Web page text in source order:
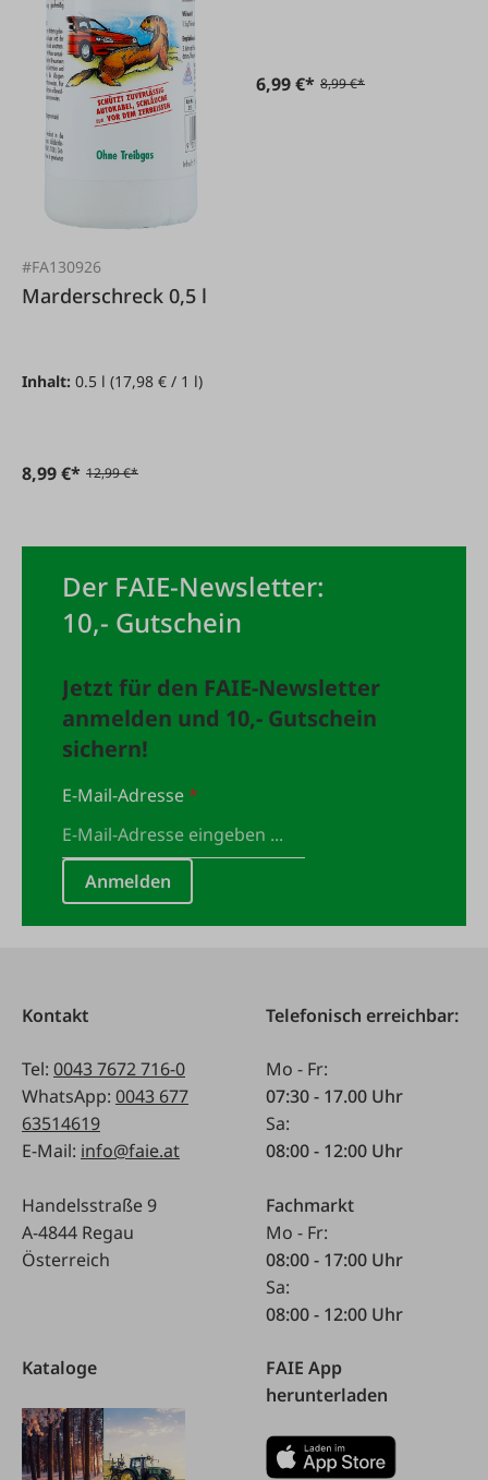
#FA130926
Marderschreck 0,5 l
Inhalt: 0.5 l (17,98 € / 1 l)
8,99 €* 12,99 €*
6,99 €* 8,99 €*
Der FAIE-Newsletter:
10,- Gutschein
Jetzt für den FAIE-Newsletter
anmelden und 10,- Gutschein
sichern!
E-Mail-Adresse*
Anmelden
Kontakt
Tel: 0043 7672 716-0
WhatsApp: 0043 677
63514619
E-Mail: info@faie.at
Handelsstraße 9
A-4844 Regau
Österreich
Telefonisch erreichbar:
Mo - Fr:
07:30 - 17.00 Uhr
Sa:
08:00 - 12:00 Uhr
Fachmarkt
Mo - Fr:
08:00 - 17:00 Uhr
Sa:
08:00 - 12:00 Uhr
Kataloge
FAIE App
herunterladen